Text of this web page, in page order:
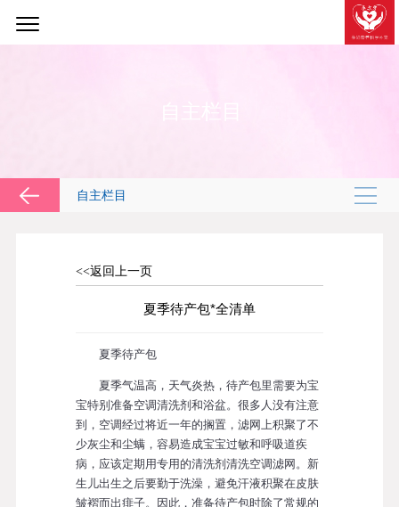
自主栏目
自主栏目
<<返回上一页
夏季待产包*全清单
夏季待产包
夏季气温高，天气炎热，待产包里需要为宝
宝特别准备空调清洗剂和浴盆。很多人没有注意
到，空调经过将近一年的搁置，滤网上积聚了不
少灰尘和尘螨，容易造成宝宝过敏和呼吸道疾
病，应该定期用专用的清洗剂清洗空调滤网。新
生儿出生之后要勤于洗澡，避免汗液积聚在皮肤
皱褶而出痱子。因此，准备待产包时除了常规的